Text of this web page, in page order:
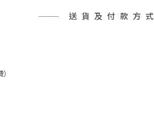
送貨及付款方式